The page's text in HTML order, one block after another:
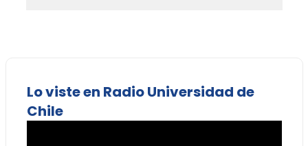
Lo viste en Radio Universidad de
Chile